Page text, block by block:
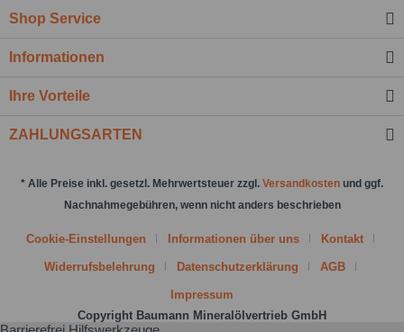
Kenntnis genommen.*
Shop Service
Informationen
Ihre Vorteile
ZAHLUNGSARTEN
* Alle Preise inkl. gesetzl. Mehrwertsteuer zzgl. Versandkosten und ggf.
Nachnahmegebühren, wenn nicht anders beschrieben
Cookie-Einstellungen Informationen über uns Kontakt
Widerrufsbelehrung Datenschutzerklärung AGB
Impressum
Copyright Baumann Mineralölvertrieb GmbH